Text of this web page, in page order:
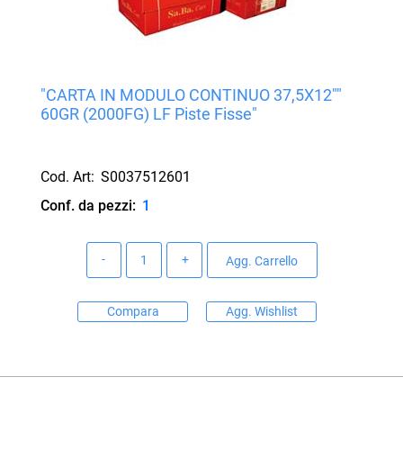
"CARTA IN MODULO CONTINUO 37,5X12""
60GR (2000FG) LF Piste Fisse"
Cod. Art: S0037512601
Conf. da pezzi: 1
Agg. Carrello
Compara Agg. Wishlist